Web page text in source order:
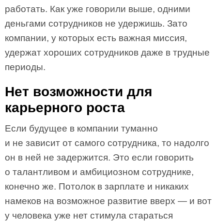
работать. Как уже говорили выше, одними
деньгами сотрудников не удержишь. Зато
компании, у которых есть важная миссия,
удержат хороших сотрудников даже в трудные
периоды.
Нет возможности для
карьерного роста
Если будущее в компании туманно
и не зависит от самого сотрудника, то надолго
он в ней не задержится. Это если говорить
о талантливом и амбициозном сотруднике,
конечно же. Потолок в зарплате и никаких
намеков на возможное развитие вверх — и вот
у человека уже нет стимула стараться